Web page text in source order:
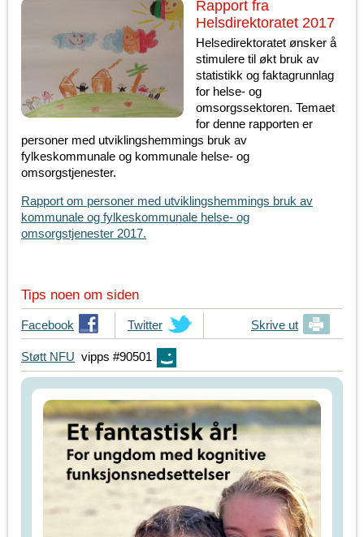
Rapport fra
Helsdirektoratet 2017
Helsedirektoratet ønsker å
stimulere til økt bruk av
statistikk og faktagrunnlag
for helse- og
omsorgssektoren. Temaet
for denne rapporten er
personer med utviklingshemmings bruk av
fylkeskommunale og kommunale helse- og
omsorgstjenester.
Rapport om personer med utviklingshemmings bruk av
kommunale og fylkeskommunale helse- og
omsorgstjenester 2017.
Tips noen om siden
T
i
p
s
Facebook
T
i
p
s
i
n
e
Twitter Skrive ut
Støtt NFU vipps #90501